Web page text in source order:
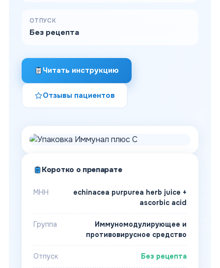
ОТПУСК
Без рецепта
Читать инструкцию
Отзывы пациентов
Коротко о препарате
МНН
echinacea purpurea herb juice +
ascorbic acid
Группа
Иммуномодулирующее и
противовирусное средство
Отпуск Без рецепта